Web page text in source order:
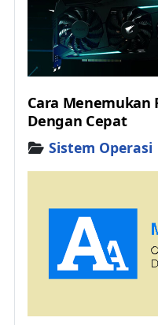
Cara Menemukan
Dengan Cepat
Details
Sistem Operasi